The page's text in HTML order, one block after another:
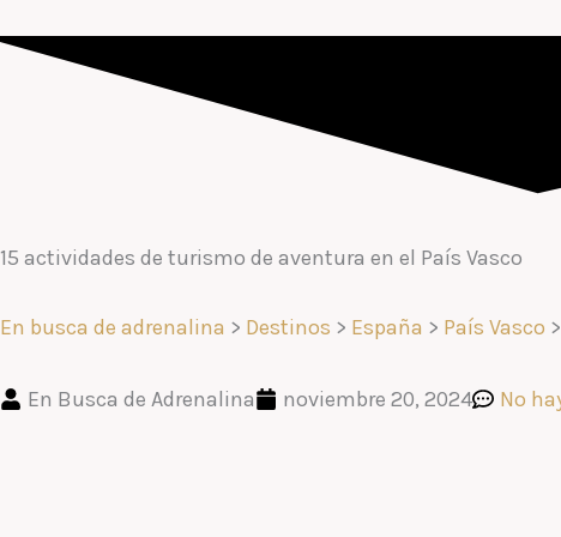
15 actividades de turismo de aventura en el País Vasco
En busca de adrenalina > Destinos > España > País Vasco >
En Busca de Adrenalina noviembre 20, 2024 No